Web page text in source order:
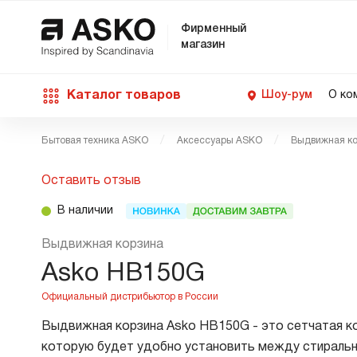
Фирменный
магазин
Каталог товаров Шоу-рум О
Техника для кухни
Уход за бельем
Asko Professional
Аксессуары
Бытовая техника ASKO Аксессуары ASKO Выдвижная
Оставить отзыв
В наличии
Выдвижная корзина
Asko HB150G
Выдвижная корзина Asko HB150G - это сетчатая
которую будет удобно установить между